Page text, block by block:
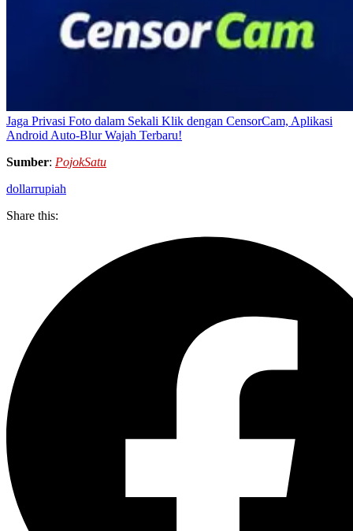
Jaga Privasi Foto dalam Sekali Klik dengan CensorCam, Aplikasi
Android Auto-Blur Wajah Terbaru!
Sumber: PojokSatu
dollarrupiah
Share this: